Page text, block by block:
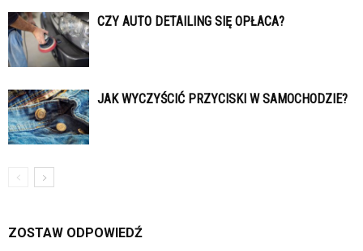
CZY AUTO DETAILING SIĘ OPŁACA?
JAK WYCZYŚCIĆ PRZYCISKI W SAMOCHODZIE?
ZOSTAW ODPOWIEDŹ